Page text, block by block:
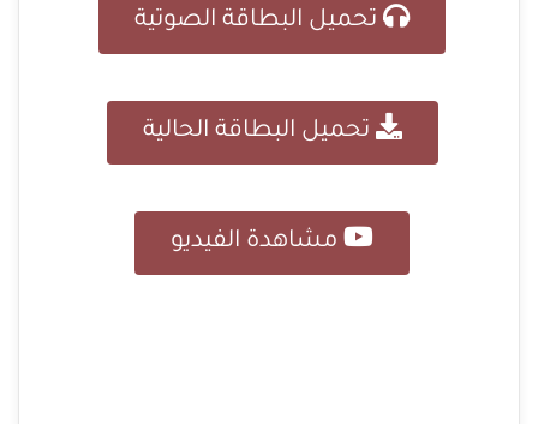
تحميل البطاقة الصوتية
تحميل البطاقة الحالية
مشاهدة الفيديو